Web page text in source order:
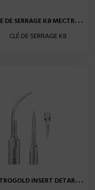
C
LE DE SERRAGE K8 MECTRON...
CLÉ DE SERRAGE K8
N
ITROGOLD INSERT DETARTRAGE...